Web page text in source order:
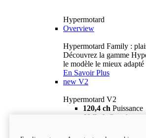
Hypermotard
Overview
Hypermotard Family :
Découvrez la gamme
le modèle le mieux adapté
En Savoir Plus
new V2
Hypermotard V2
120,4 ch Puissance
69 lb-ft
Couple
18 895 $